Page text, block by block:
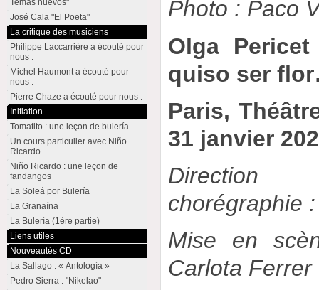
Photo : Paco
Olga
quiso ser
Paris,
31 janvier
chorégraphie
Mise en
Carlota Ferrer
Temas nuevos"
José Cala "El Poeta"
La critique des musiciens
Philippe Laccarrière a écouté pour
nous :
Michel Haumont a écouté pour
nous :
Pierre Chaze a écouté pour nous :
Initiation
Tomatito : une leçon de bulería
Un cours particulier avec Niño
Ricardo
Niño Ricardo : une leçon de
fandangos
La Soleá por Bulería
La Granaína
La Bulería (1ère partie)
Liens utiles
Nouveautés CD
La Sallago : « Antología »
Pedro Sierra : "Nikelao"